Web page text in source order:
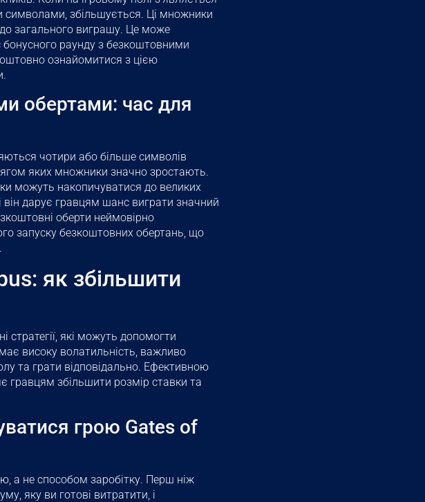
символами, збільшується. Ці множники
загального виграшу. Це може
бонусного раунду з безкоштовними
ознайомитися з цією
обертами: час для
чотири або більше символів
яких множники значно зростають.
можуть накопичуватися до великих
дарує гравцям шанс виграти значний
оберти неймовірно
запуску безкоштовних обертань, що
як збільшити
стратегії, які можуть допомогти
високу волатильність, важливо
та грати відповідально. Ефективною
гравцям збільшити розмір ставки та
грою Gates of
а не способом заробітку. Перш ніж
яку ви готові витратити, і